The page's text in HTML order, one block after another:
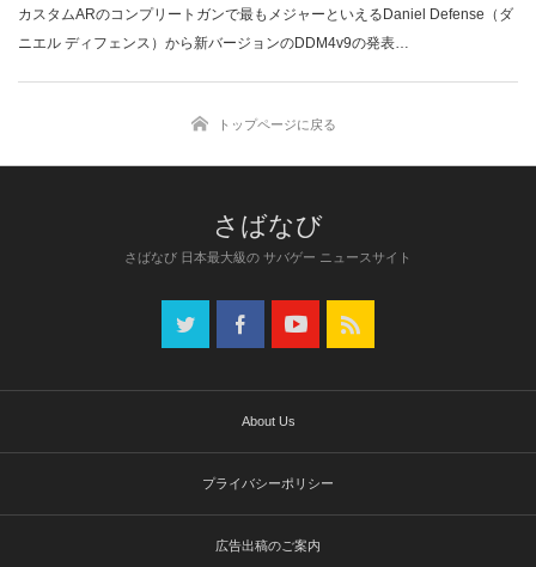
カスタムARのコンプリートガンで最もメジャーといえるDaniel Defense（ダ
ニエル ディフェンス）から新バージョンのDDM4v9の発表…
トップページに戻る
さばなび 日本最大級の サバゲー ニュースサイト
About Us
プライバシーポリシー
広告出稿のご案内